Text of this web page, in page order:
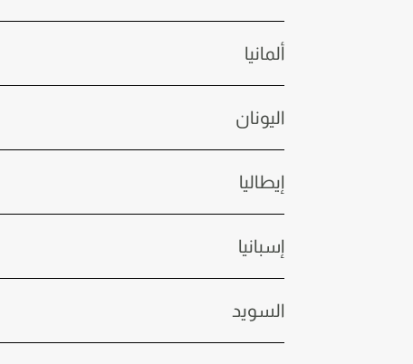
ألمانيا
اليونان
إيطاليا
إسبانيا
السويد